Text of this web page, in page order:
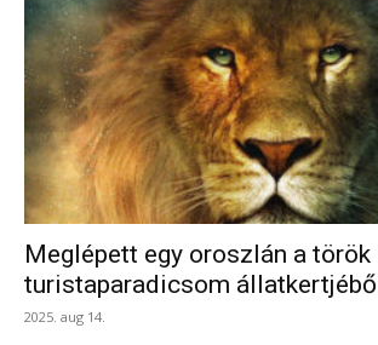
Meglépett egy oroszlán a török
turistaparadicsom
2025. aug 14.